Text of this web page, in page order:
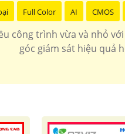
LẮP CAMERA WIFI 360
Camera Wifi 360 Kbone
Full Color AI CMOS
công trình vừa và nhỏ
góc giám sát hiệu quả